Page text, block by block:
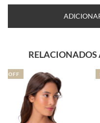
RELACIONADOS
51% OFF